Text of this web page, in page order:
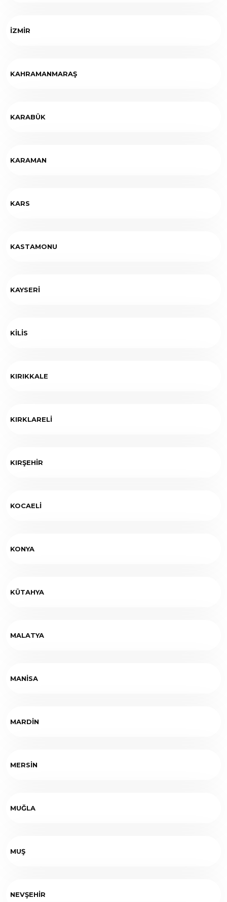
İZMİR
KAHRAMANMARAŞ
KARABÜK
KARAMAN
KARS
KASTAMONU
KAYSERİ
KİLİS
KIRIKKALE
KIRKLARELİ
KIRŞEHİR
KOCAELİ
KONYA
KÜTAHYA
MALATYA
MANİSA
MARDİN
MERSİN
MUĞLA
MUŞ
NEVŞEHİR